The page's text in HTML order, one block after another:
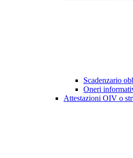
Scadenzario
Oneri
Attestazioni OIV o